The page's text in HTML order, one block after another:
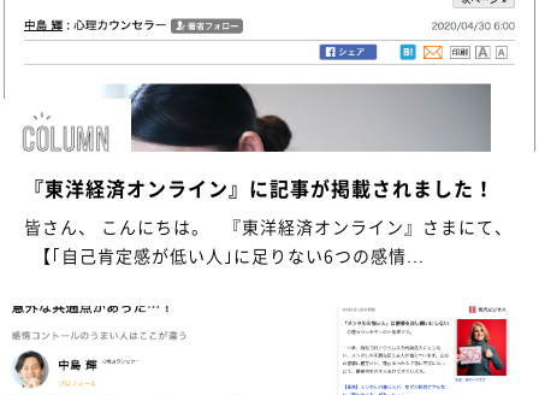
『東洋経済オンライン』に記事が掲載されました！
皆さん、 こんにちは。 『東洋経済オンライン』さまにて、
【｢自己肯定感が低い人｣に足りない6つの感情...